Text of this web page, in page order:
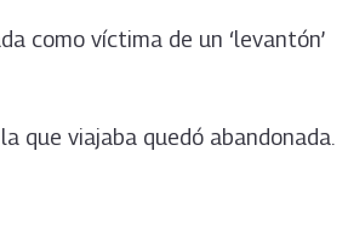
como víctima de un ‘levantón’
que viajaba quedó abandonada.